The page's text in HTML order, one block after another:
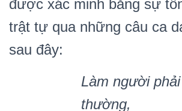
được xác minh bằng sự
trật tự qua những câu ca
sau đây:
Làm người
thường,